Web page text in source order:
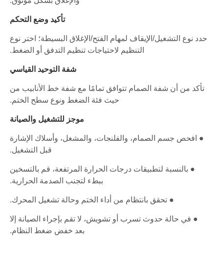
تأكيد وضع التحكم
حدد نوع التشغيل/الإيقاف لمهام الفتح/الإغلاق البسيطة؛ اختر نوع
التنظيم لاحتياجات تنظيم التدفق أو الضغط.
شفة التوحيد القياسي
تأكد من أن شفة الصمام تتوافق تمامًا مع شفة خط الأنابيب من
حيث فئة الضغط ونوع سطح الختم.
موجز للتشغيل والصيانة
● افحص جسم الصمام، والفلنجات، والمشغل، وأسلاك الإشارة
قبل التشغيل.
● بالنسبة لتطبيقات درجات الحرارة المرتفعة، قم بالتسخين
ببطء لتجنب الصدمة الحرارية.
● تحقق بانتظام من أداء الختم وحالة تشغيل المحرك.
● في حالة حدوث تسرب أو تشويش، لا تقم بإجراء الصيانة إلا
بعد خفض ضغط النظام.